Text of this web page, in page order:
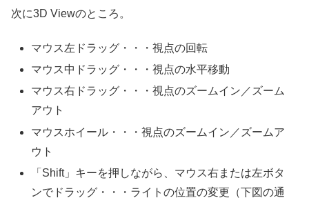
次に3D Viewのところ。
マウス左ドラッグ・・・視点の回転
マウス中ドラッグ・・・視点の水平移動
マウス右ドラッグ・・・視点のズームイン／ズーム
アウト
マウスホイール・・・視点のズームイン／ズームア
ウト
「Shift」キーを押しながら、マウス右または左ボタ
ンでドラッグ・・・ライトの位置の変更（下図の通